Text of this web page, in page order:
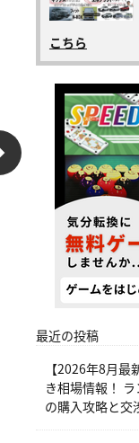
こちら
最近の投稿
【2026年8月
き相場情報！
の購入攻略と交